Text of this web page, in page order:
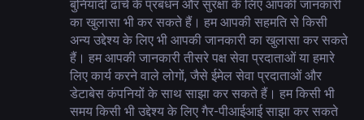
बुनियादी ढांचे के प्रबंधन और सुरक्षा के लिए आपकी जानकारी
का खुलासा भी कर सकते हैं। हम आपकी सहमति से किसी
अन्य उद्देश्य के लिए भी आपकी जानकारी का खुलासा कर सकते
हैं। हम आपकी जानकारी तीसरे पक्ष सेवा प्रदाताओं या हमारे
लिए कार्य करने वाले लोगों, जैसे ईमेल सेवा प्रदाताओं और
डेटाबेस कंपनियों के साथ साझा कर सकते हैं। हम किसी भी
समय किसी भी उद्देश्य के लिए गैर-पीआईआई साझा कर सकते